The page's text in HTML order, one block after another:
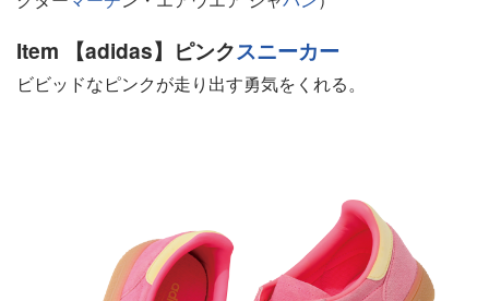
Item 【adidas】ピンクスニーカー
ビビッドなピンクが走り出す勇気をくれる。